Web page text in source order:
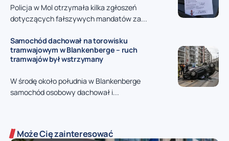
Policja w Mol otrzymała kilka zgłoszeń
dotyczących fałszywych mandatów za...
Samochód dachował na torowisku
tramwajowym w Blankenberge – ruch
tramwajów był wstrzymany
W środę około południa w Blankenberge
samochód osobowy dachował i...
Może Cię zainteresować